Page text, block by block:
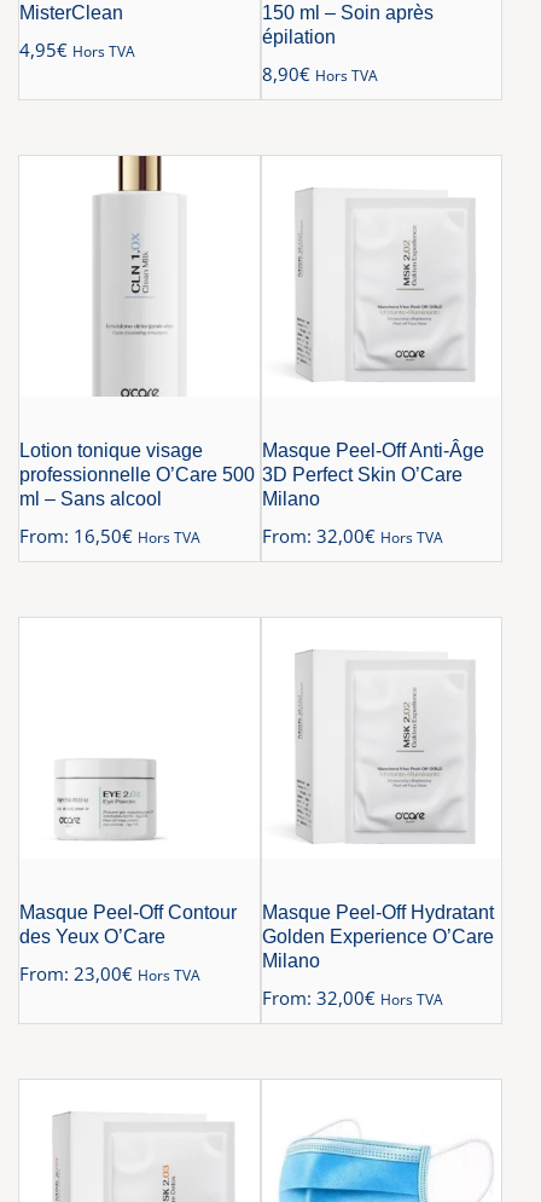
MisterClean
4,95€ Hors TVA
150 ml – Soin après
épilation
8,90€ Hors TVA
Lotion tonique visage
professionnelle O’Care 500
ml – Sans alcool
From: 16,50€ Hors TVA
Masque Peel-Off Anti-Âge
3D Perfect Skin O’Care
Milano
From: 32,00€ Hors TVA
Masque Peel-Off Contour
des Yeux O’Care
From: 23,00€ Hors TVA
Masque Peel-Off Hydratant
Golden Experience O’Care
Milano
From: 32,00€ Hors TVA